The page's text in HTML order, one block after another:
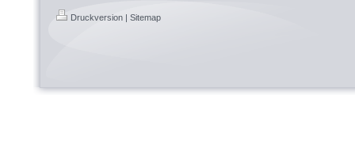
Druckversion | Sitemap